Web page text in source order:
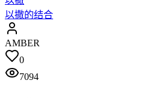
以撒的结合
AMBER
0
7094